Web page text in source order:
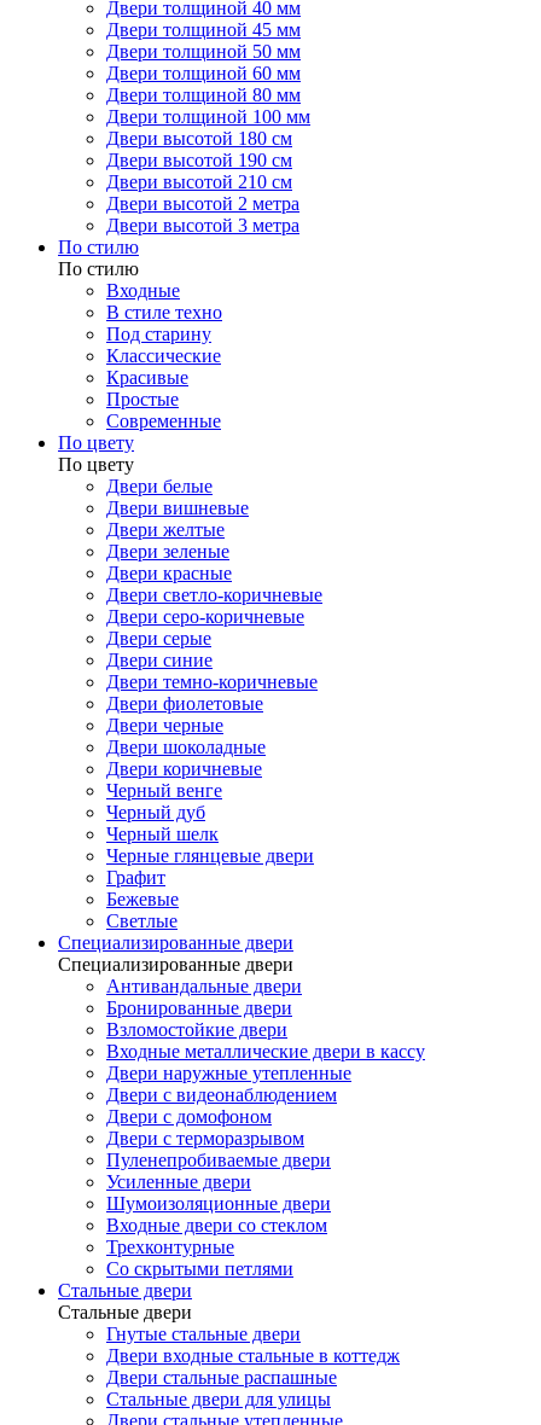
Двери толщиной 40 мм
Двери толщиной 45 мм
Двери толщиной 50 мм
Двери толщиной 60 мм
Двери толщиной 80 мм
Двери толщиной 100 мм
Двери высотой 180 см
Двери высотой 190 см
Двери высотой 210 см
Двери высотой 2 метра
Двери высотой 3 метра
По стилю
По стилю
Входные
В стиле техно
Под старину
Классические
Красивые
Простые
Современные
По цвету
По цвету
Двери белые
Двери вишневые
Двери желтые
Двери зеленые
Двери красные
Двери светло-коричневые
Двери серо-коричневые
Двери серые
Двери синие
Двери темно-коричневые
Двери фиолетовые
Двери черные
Двери шоколадные
Двери коричневые
Черный венге
Черный дуб
Черный шелк
Черные глянцевые двери
Графит
Бежевые
Светлые
Специализированные двери
Специализированные двери
Антивандальные двери
Бронированные двери
Взломостойкие двери
Входные металлические двери в кассу
Двери наружные утепленные
Двери с видеонаблюдением
Двери с домофоном
Двери с терморазрывом
Пуленепробиваемые двери
Усиленные двери
Шумоизоляционные двери
Входные двери со стеклом
Трехконтурные
Со скрытыми петлями
Стальные двери
Стальные двери
Гнутые стальные двери
Двери входные стальные в коттедж
Двери стальные распашные
Стальные двери для улицы